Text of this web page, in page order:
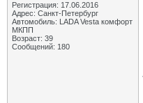
Регистрация: 17.06.2016
Адрес: Санкт-Петербург
Автомобиль: LADA Vesta комфорт
МКПП
Возраст: 39
Сообщений: 180